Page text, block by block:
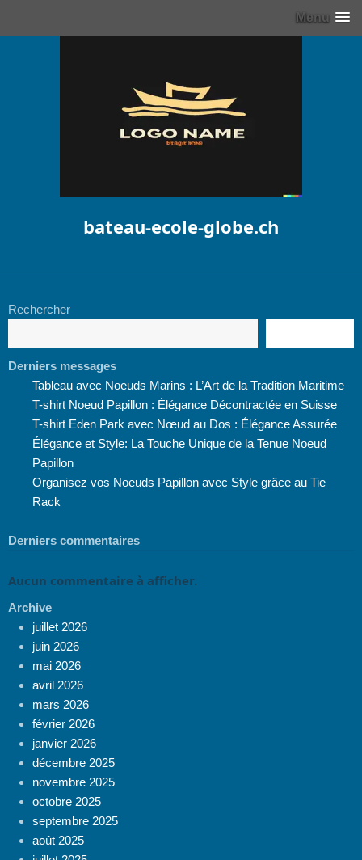
Menu
bateau-ecole-globe.ch
Rechercher
Derniers messages
Tableau avec Noeuds Marins : L’Art de la Tradition Maritime
T-shirt Noeud Papillon : Élégance Décontractée en Suisse
T-shirt Eden Park avec Nœud au Dos : Élégance Assurée
Élégance et Style: La Touche Unique de la Tenue Noeud
Papillon
Organisez vos Noeuds Papillon avec Style grâce au Tie
Rack
Derniers commentaires
Aucun commentaire à afficher.
Archive
juillet 2026
juin 2026
mai 2026
avril 2026
mars 2026
février 2026
janvier 2026
décembre 2025
novembre 2025
octobre 2025
septembre 2025
août 2025